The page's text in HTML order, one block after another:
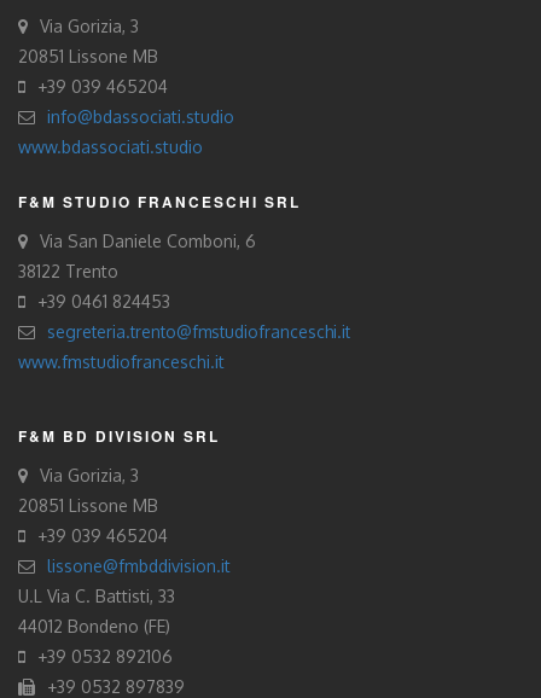
Via Gorizia, 3
20851 Lissone MB
+39 039 465204
info@bdassociati.studio
www.bdassociati.studio
F&M STUDIO FRANCESCHI SRL
Via San Daniele Comboni, 6
38122 Trento
+39 0461 824453
segreteria.trento@fmstudiofranceschi.it
www.fmstudiofranceschi.it
F&M BD DIVISION SRL
Via Gorizia, 3
20851 Lissone MB
+39 039 465204
lissone@fmbddivision.it
U.L Via C. Battisti, 33
44012 Bondeno (FE)
+39 0532 892106
+39 0532 897839